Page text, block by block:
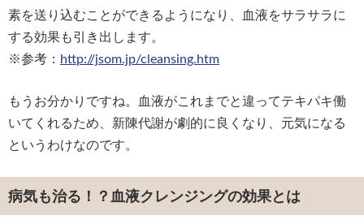
素を送り込むことができるようになり、血液をサラサラに
する効果も引き出します。
※参考： http://jsom.jp/cleansing.htm
もうお分かりですね。血液がこれまでと違ってテキパキ働
いてくれるため、新陳代謝が劇的に良くなり、元気になる
というわけなのです。
病気も治る！？血液クレンジングの効果とは